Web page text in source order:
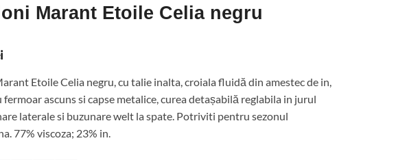
Marant Etoile Celia negru
Etoile Celia negru, cu talie inalta, croiala fluidă din amestec de in,
fermoar ascuns si capse metalice, curea detașabilă reglabila in jurul
laterale si buzunare welt la spate. Potriviti pentru sezonul
77% viscoza; 23% in.